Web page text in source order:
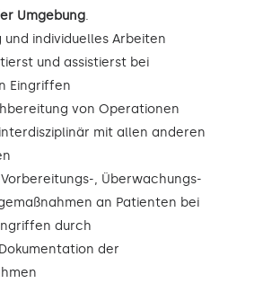
Umgebung.
und individuelles Arbeiten
und assistierst bei
Eingriffen
von Operationen
mit allen anderen
, Überwachungs-
an Patienten bei
durch
der